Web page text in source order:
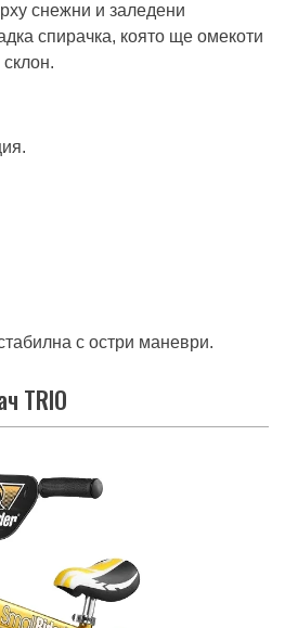
снежни и заледени
спирачка, която ще омекоти
с остри маневри.
TRIO